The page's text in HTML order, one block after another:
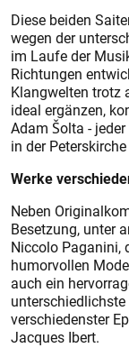
Diese beiden
wegen der
im Laufe der
Richtungen
Klangwelten trotz
ideal ergänzen,
Adam Šolta -
in der
Werke
Neben
Besetzung, unter
Niccolo Paganini,
humorvollen
auch ein
unterschiedlichste
verschiedenster
Jacques Ibert.